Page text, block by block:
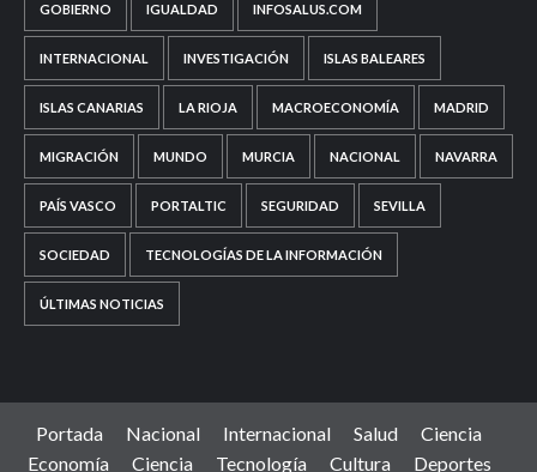
GOBIERNO IGUALDAD INFOSALUS.COM
INTERNACIONAL INVESTIGACIÓN ISLAS BALEARES
ISLAS CANARIAS LA RIOJA MACROECONOMÍA MADRID
MIGRACIÓN MUNDO MURCIA NACIONAL NAVARRA
PAÍS VASCO PORTALTIC SEGURIDAD SEVILLA
SOCIEDAD TECNOLOGÍAS DE LA INFORMACIÓN
ÚLTIMAS NOTICIAS
Portada Nacional Internacional Salud
Ciencia
Economía
Ciencia Tecnología Cultura Deportes